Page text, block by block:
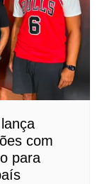
com
para